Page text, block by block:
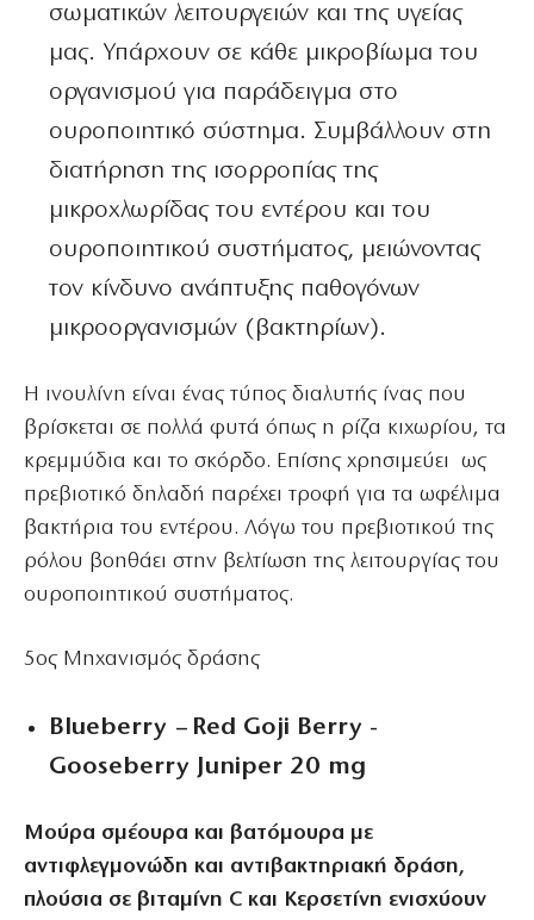
σωματικών λειτουργειών και της υγείας
μας. Υπάρχουν σε κάθε μικροβίωμα του
οργανισμού για παράδειγμα στο
ουροποιητικό σύστημα. Συμβάλλουν στη
διατήρηση της ισορροπίας της
μικροχλωρίδας του εντέρου και του
ουροποιητικού συστήματος, μειώνοντας
τον κίνδυνο ανάπτυξης παθογόνων
μικροοργανισμών (βακτηρίων).
Η ινουλίνη είναι ένας τύπος διαλυτής ίνας που
βρίσκεται σε πολλά φυτά όπως η ρίζα κιχωρίου, τα
κρεμμύδια και το σκόρδο. Επίσης χρησιμεύει ως
πρεβιοτικό δηλαδή παρέχει τροφή για τα ωφέλιμα
βακτήρια του εντέρου. Λόγω του πρεβιοτικού της
ρόλου βοηθάει στην βελτίωση της λειτουργίας του
ουροποιητικού συστήματος.
5οςΜηχανισμός δράσης
Blueberry – Red Goji Berry -
Gooseberry Juniper 20 mg
Μούρα σμέουρα και βατόμουρα με
αντιφλεγμονώδη και αντιβακτηριακή δράση,
πλούσια σε βιταμίνη C και Κερσετίνη ενισχύουν